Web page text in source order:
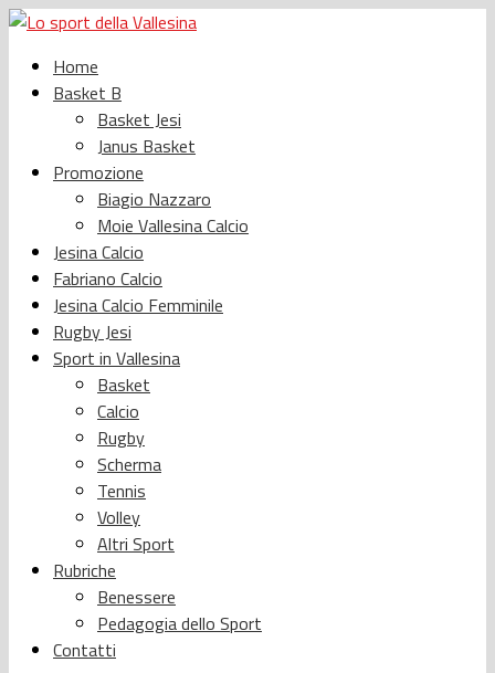
Home
Basket B
Basket Jesi
Janus Basket
Promozione
Biagio Nazzaro
Moie Vallesina Calcio
Jesina Calcio
Fabriano Calcio
Jesina Calcio Femminile
Rugby Jesi
Sport in Vallesina
Basket
Calcio
Rugby
Scherma
Tennis
Volley
Altri Sport
Rubriche
Benessere
Pedagogia dello Sport
Contatti